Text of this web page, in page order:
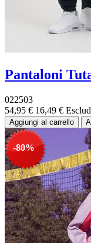
Pantaloni
022503
54,95 € 16,49 €
-80%